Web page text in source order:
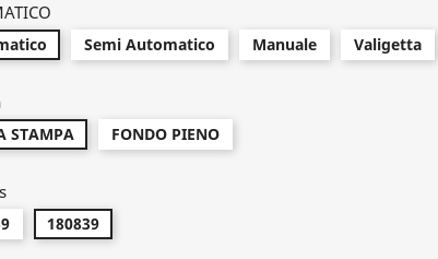
Semi Automatico Manuale Valigetta
STAMPA FONDO PIENO
180839